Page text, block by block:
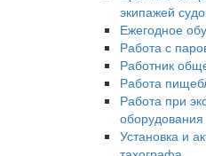
экипажей
Ежегодное
Работа с
Работник
Работа
Работа при
оборудования
Установка и